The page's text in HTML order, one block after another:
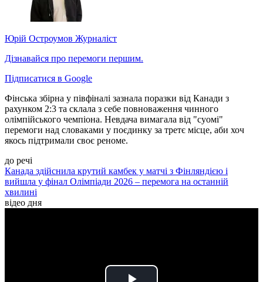
Юрій Остроумов Журналіст
Дізнавайся про перемоги першим.
Підписатися в Google
Фінська збірна у півфіналі зазнала поразки від Канади з
рахунком 2:3 та склала з себе повноваження чинного
олімпійського чемпіона. Невдача вимагала від "суомі"
перемоги над словаками у поєдинку за третє місце, аби хоч
якось підтримали своє реноме.
до речі
Канада здійснила крутий камбек у матчі з Фінляндією і
вийшла у фінал Олімпіади 2026 – перемога на останній
хвилині
відео дня